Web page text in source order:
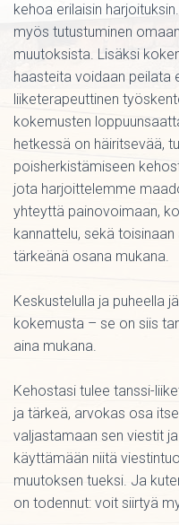
kehoa erilaisin
myös tutustuminen
muutoksista. Lisäksi
haasteita voidaan peilata
liiketerapeuttinen
kokemusten
hetkessä on häiritsevää,
poisherkistämiseen
jota harjoittelemme
yhteyttä painovoimaan,
kannattelu, sekä
tärkeänä osana mukana.
Keskustelulla ja puheella
kokemusta – se on siis
aina mukana.
Kehostasi tulee tanssi-
ja tärkeä, arvokas osa
valjastamaan sen viestit
käyttämään niitä
muutoksen tueksi. Ja
on todennut: voit siirtyä